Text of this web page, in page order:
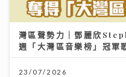
灣區聲勢力｜鄧麗欣
週「大灣區音樂榜」冠軍
23/07/2026